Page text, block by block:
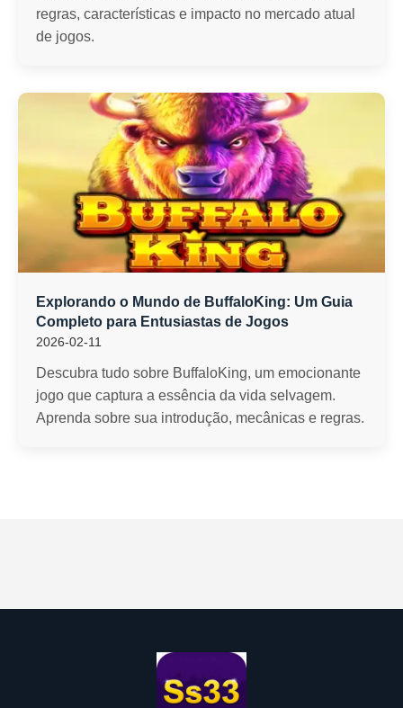
regras, características e impacto no mercado atual
de jogos.
Explorando o Mundo de BuffaloKing: Um Guia
Completo para Entusiastas de Jogos
2026-02-11
Descubra tudo sobre BuffaloKing, um emocionante
jogo que captura a essência da vida selvagem.
Aprenda sobre sua introdução, mecânicas e regras.